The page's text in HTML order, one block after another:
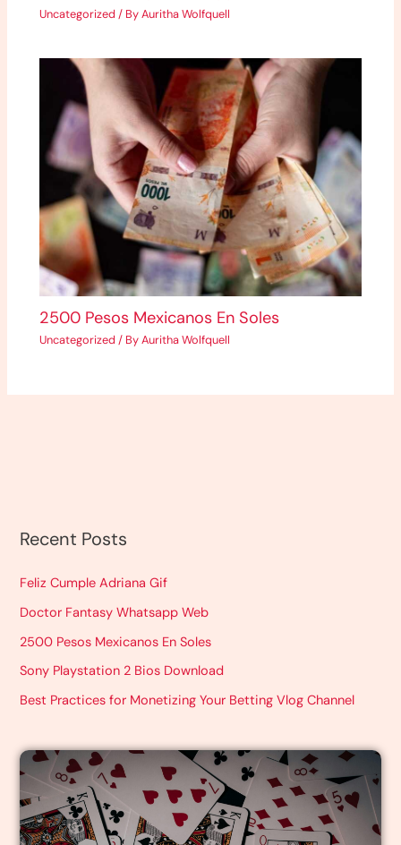
Uncategorized/ ByAuritha Wolfquell
2500 Pesos Mexicanos En Soles
Uncategorized/ ByAuritha Wolfquell
Recent Posts
Feliz Cumple Adriana Gif
Doctor Fantasy Whatsapp Web
2500 Pesos Mexicanos En Soles
Sony Playstation 2 Bios Download
Best Practices for Monetizing Your Betting Vlog Channel